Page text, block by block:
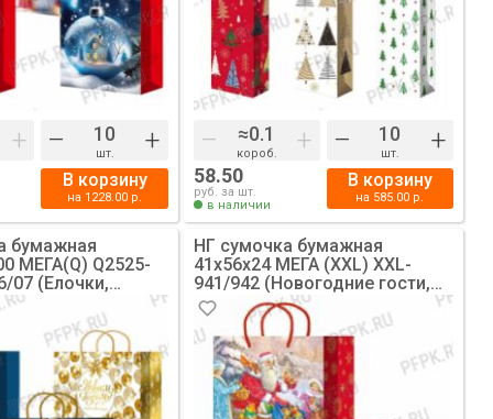
+ – шт. +
В корзину
на 1228.00 р.
– короб. + – шт. +
58.50
руб. за шт.
в наличии
В корзину
на 585.00 р.
бумажная
МЕГА(Q) Q2525-
07 (Елочки,
НГ сумочка бумажная
41х56х24 МЕГА (XXL) XXL-
941/942 (Новогодние гости,
подарки) [10/100]